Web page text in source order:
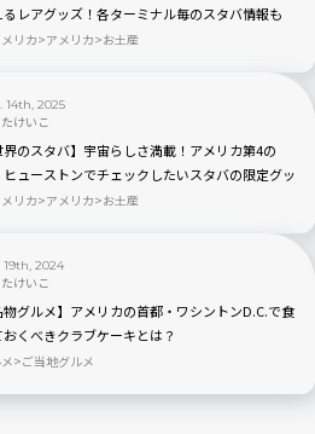
るレアグッズ！各ターミナル毎のスタバ情報も
リカ アメリカ お土産
14th, 2025
けいこ
界のスタバ】宇宙らしさ満載！アメリカ第4の
ヒューストンでチェックしたいスタバの限定グッ
リカ アメリカ お土産
19th, 2024
けいこ
物グルメ】アメリカの首都・ワシントンD.C.で食
くべきクラブケーキとは？
ご当地グルメ